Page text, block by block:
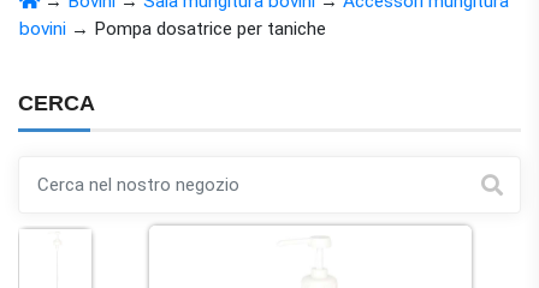
bovini → Pompa dosatrice per taniche
CERCA